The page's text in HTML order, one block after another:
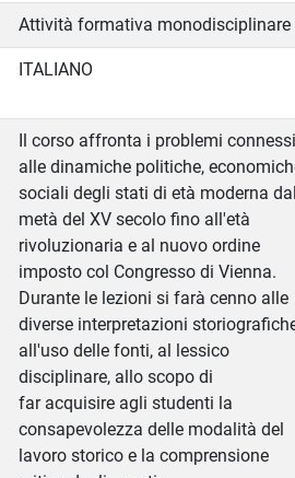
Attività formativa monodisciplinare
ITALIANO
Il corso affronta i problemi connessi
alle dinamiche politiche,
sociali degli stati di età moderna
metà del XV secolo fino all'età
rivoluzionaria e al nuovo ordine
imposto col Congresso di Vienna.
Durante le lezioni si farà cenno alle
diverse interpretazioni
all'uso delle fonti, al lessico
disciplinare, allo scopo di
far acquisire agli studenti la
consapevolezza delle modalità del
lavoro storico e la comprensione